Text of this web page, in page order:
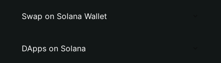
Swap on Solana Wallet
DApps on Solana